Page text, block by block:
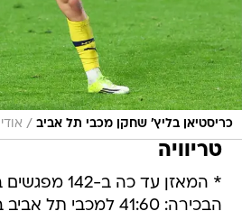
כריסטיאן בליץ' שחקן מכבי תל אביב /
טריוויה
* המאזן עד כה